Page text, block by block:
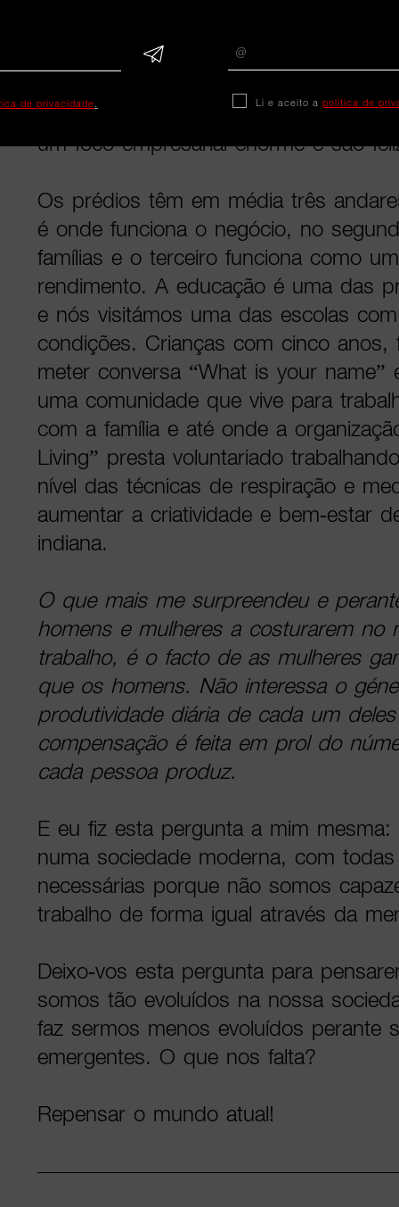
condições sanitárias, existe em
quartos minúsculos e por vezes
um foco empresarial enorme e são
Os prédios têm em média três
é onde funciona o negócio, no
famílias e o terceiro funciona como
rendimento. A educação é uma das
e nós visitámos uma das escolas
condições. Crianças com cinco anos,
meter conversa “What is your
uma comunidade que vive para
com a família e até onde a
Living” presta voluntariado
nível das técnicas de respiração e
aumentar a criatividade e bem-estar
indiana.
O que mais me surpreendeu e
homens e mulheres a costurarem no
trabalho, é o facto de as mulheres
que os homens. Não interessa o
produtividade diária de cada um
compensação é feita em prol do
cada pessoa produz.
E eu fiz esta pergunta a mim
numa sociedade moderna, com
necessárias porque não somos
trabalho de forma igual através da
Deixo-vos esta pergunta para
somos tão evoluídos na nossa
faz sermos menos evoluídos perante
emergentes. O que nos falta?
Repensar o mundo atual!
de privacidade. Li e aceito a política de